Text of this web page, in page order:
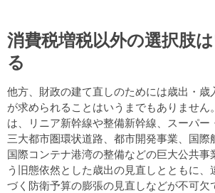
消費税増税以外の選択肢
る
他方、財政の建て直しのためには歳出・歳
が求められることはいうまでもありません
は、リニア新幹線や整備新幹線、スーパー
三大都市圏環状道路、都市開発事業、国際
国際コンテナ港湾の整備などの巨大公共事
う旧態依然とした歳出の見直しとともに、
づく防衛予算の膨張の見直しなどが不可欠